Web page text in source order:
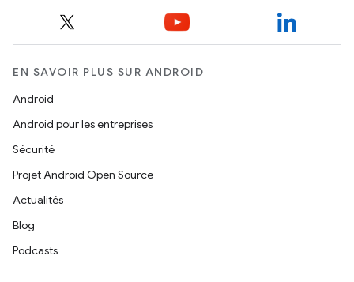
EN SAVOIR PLUS SUR ANDROID
Android
Android pour les entreprises
Sécurité
Projet Android Open Source
Actualités
Blog
Podcasts